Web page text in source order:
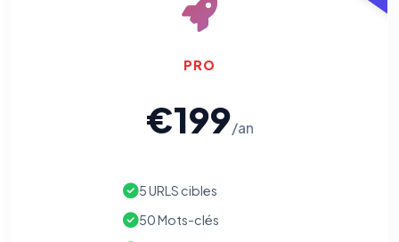
PRO
€199/an
5 URLS cibles
50 Mots-clés